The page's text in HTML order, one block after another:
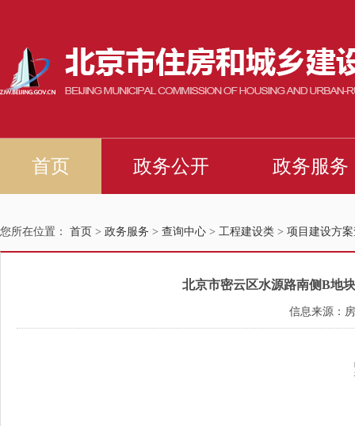
您所在位置： 首页 > 政务服务 > 查询中心 > 工程建设类 > 项目建设方
北京市密云区水源路南侧B地
信息来源：